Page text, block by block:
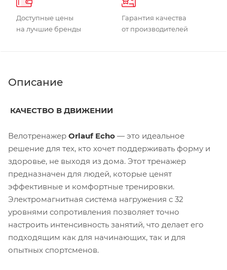
Доступные цены
на лучшие бренды
Гарантия качества
от производителей
Описание
КАЧЕСТВО В ДВИЖЕНИИ
Велотренажер Orlauf Echo — это идеальное
решение для тех, кто хочет поддерживать форму и
здоровье, не выходя из дома. Этот тренажер
предназначен для людей, которые ценят
эффективные и комфортные тренировки.
Электромагнитная система нагружения с 32
уровнями сопротивления позволяет точно
настроить интенсивность занятий, что делает его
подходящим как для начинающих, так и для
опытных спортсменов.